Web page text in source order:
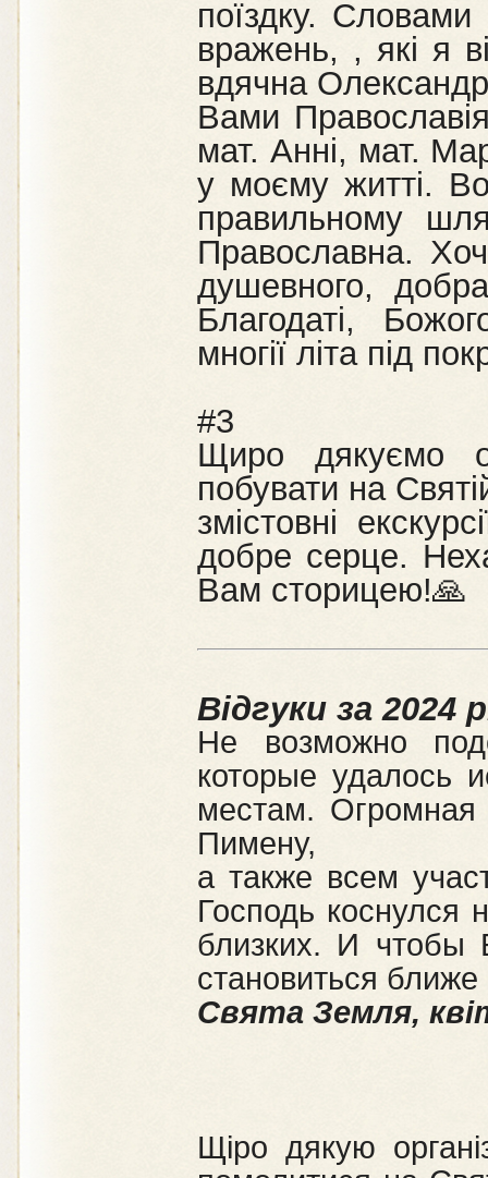
поїздку. Словами
вражень, , які я
вдячна
Вами
мат. Анні, мат.
у моєму житті.
правильному
Православна.
душевного,
Благодаті,
многії літа під
#3
Щиро дякуємо
побувати на
змістовні
добре серце.
Вам сторицею!🙏
Відгуки за 2024
Не возможно
которые удалось
местам. Огромная
Пимену,
а также всем
Господь
близких. И чтобы
становиться ближе
Свята Земля,
Щіро дякую